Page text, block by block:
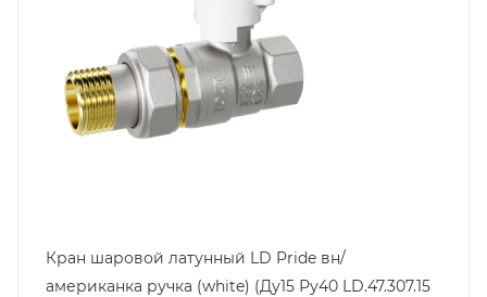
Кран шаровой латунный LD Pride вн/
американка ручка (white) (Ду15 Ру40 LD.47.307.15